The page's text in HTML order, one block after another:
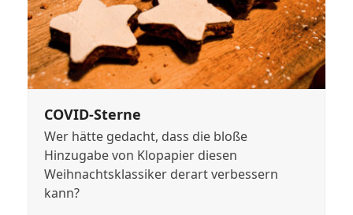
COVID-Sterne
Wer hätte gedacht, dass die bloße
Hinzugabe von Klopapier diesen
Weihnachtsklassiker derart verbessern
kann?